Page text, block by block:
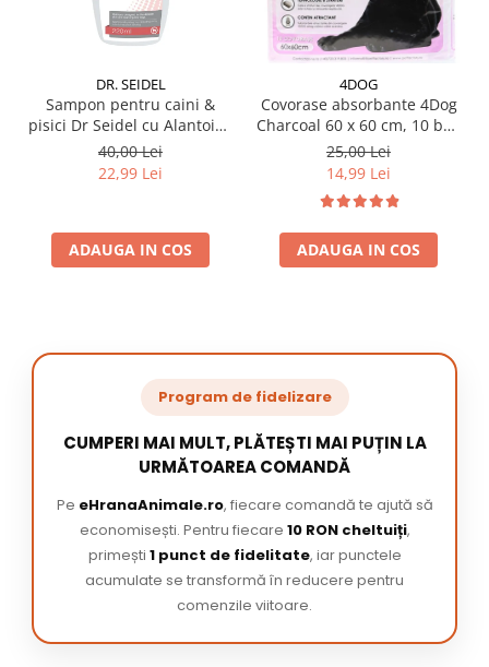
DR. SEIDEL
Sampon pentru caini &
pisici Dr Seidel cu Alantoina
220 ml
40,00 Lei
22,99 Lei
ADAUGA IN COS
4DOG
Covorase absorbante 4Dog
Charcoal 60 x 60 cm, 10 buc
/ pachet
25,00 Lei
14,99 Lei
ADAUGA IN COS
Program de fidelizare
CUMPERI MAI MULT, PLĂTEȘTI MAI PUȚIN LA
URMĂTOAREA COMANDĂ
Pe eHranaAnimale.ro, fiecare comandă te ajută să
economisești. Pentru fiecare 10 RON cheltuiți,
primești 1 punct de fidelitate, iar punctele
acumulate se transformă în reducere pentru
comenzile viitoare.